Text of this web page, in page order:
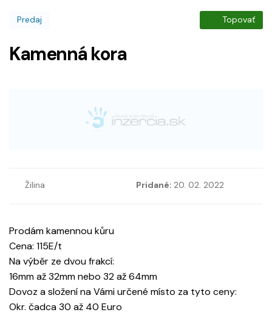
Predaj Topovať
Kamenná kora
Žilina Pridané: 20. 02. 2022
Prodám kamennou kůru
Cena: 115E/t
Na výběr ze dvou frakcí:
16mm až 32mm nebo 32 až 64mm
Dovoz a složení na Vámi určené místo za tyto ceny:
Okr. čadca 30 až 40 Euro